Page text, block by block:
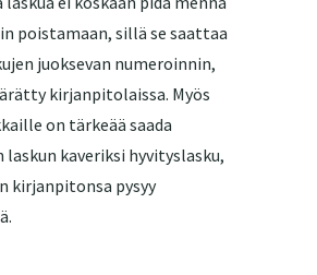
poistamaan, sillä se saattaa
juoksevan numeroinnin,
kirjanpitolaissa. Myös
on tärkeää saada
laskun kaveriksi hyvityslasku,
kirjanpitonsa pysyy